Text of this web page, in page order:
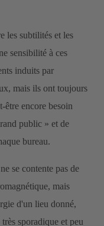
les subtilités et les
sensibilité à ces
induits par
mais ils ont toujours
être encore besoin
public » et de
bureau.
se contente pas de
mais
d'un lieu donné,
sporadique et peu